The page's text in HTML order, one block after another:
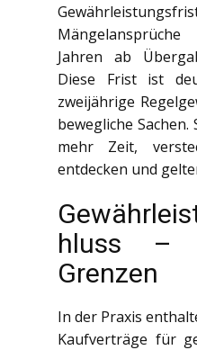
Jahren ab
Diese Frist ist
zweijährige
bewegliche
mehr Zeit,
entdecken und
hluss –
Grenzen
In der Praxis
Kaufverträge für